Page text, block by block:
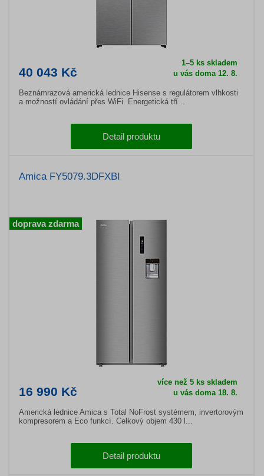
40 043 Kč
1–5 ks skladem
u vás doma 12. 8.
Beznámrazová americká lednice Hisense s regulátorem vlhkosti
a možností ovládání přes WiFi. Energetická tří...
Detail produktu
Amica FY5079.3DFXBI
16 990 Kč
více než 5 ks skladem
u vás doma 18. 8.
Americká lednice Amica s Total NoFrost systémem, invertorovým
kompresorem a Eco funkcí. Celkový objem 430 l...
Detail produktu
doprava zdarma